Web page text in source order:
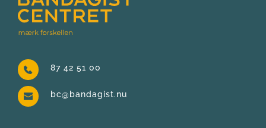
87 42 51 00
bc@bandagist.nu